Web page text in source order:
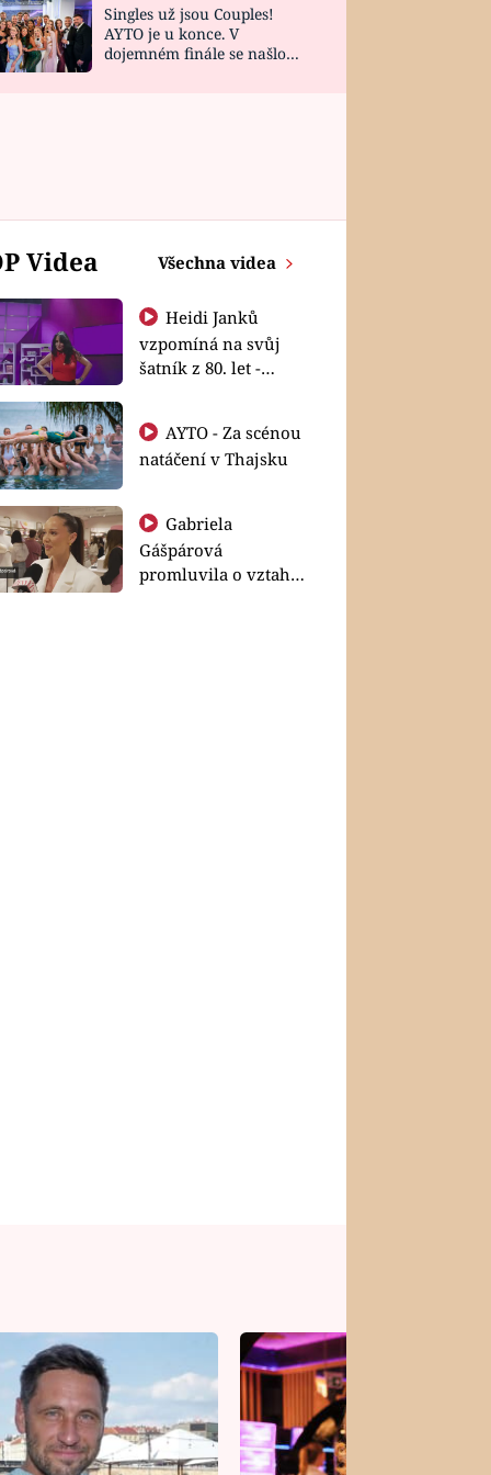
Singles už jsou Couples!
AYTO je u konce. V
dojemném finále se našlo
Videa Všechna videa
Heidi Janků
vzpomíná na svůj
šatník z 80. let -
natáčení v Thajsku
Gabriela
Gášpárová
promluvila o vztahu